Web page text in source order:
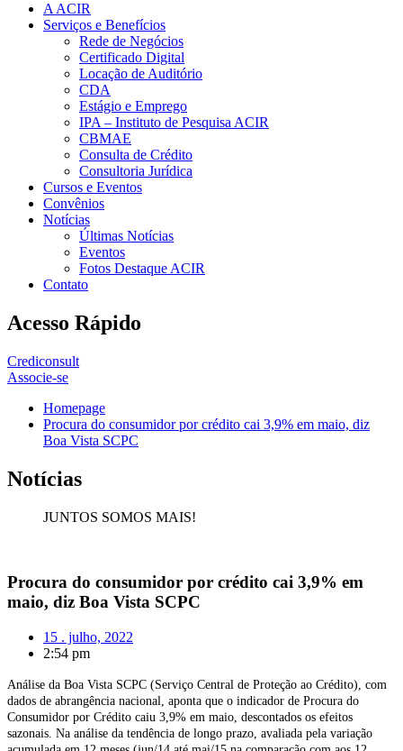
A ACIR
Serviços e Benefícios
Rede de Negócios
Certificado Digital
Locação de Auditório
CDA
Estágio e Emprego
IPA – Instituto de Pesquisa ACIR
CBMAE
Consulta de Crédito
Consultoria Jurídica
Cursos e Eventos
Convênios
Notícias
Últimas Notícias
Eventos
Fotos Destaque ACIR
Contato
Acesso Rápido
Crediconsult
Associe-se
Homepage
Procura do consumidor por crédito cai 3,9% em maio, diz
Boa Vista SCPC
Notícias
JUNTOS SOMOS MAIS!
Procura do consumidor por crédito cai 3,9% em
maio, diz Boa Vista SCPC
15 . julho, 2022
2:54 pm
Análise da Boa Vista SCPC (Serviço Central de Proteção ao Crédito), com
dados de abrangência nacional, aponta que o indicador de Procura do
Consumidor por Crédito caiu 3,9% em maio, descontados os efeitos
sazonais. Na análise da tendência de longo prazo, avaliada pela variação